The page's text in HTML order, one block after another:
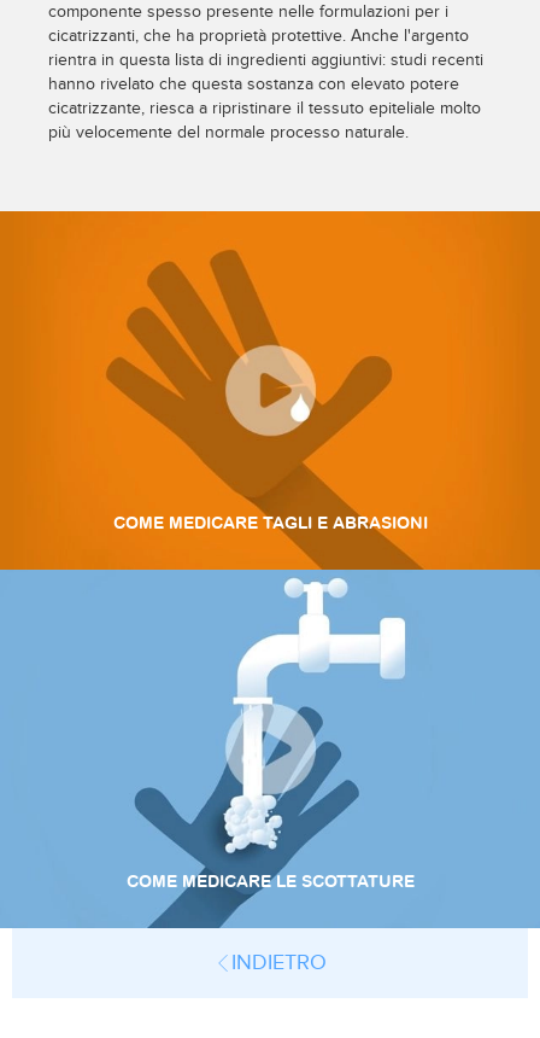
componente spesso presente nelle formulazioni per i
cicatrizzanti, che ha proprietà protettive. Anche l'argento
rientra in questa lista di ingredienti aggiuntivi: studi recenti
hanno rivelato che questa sostanza con elevato potere
cicatrizzante, riesca a ripristinare il tessuto epiteliale molto
più velocemente del normale processo naturale.
COME MEDICARE TAGLI E ABRASIONI
COME MEDICARE LE SCOTTATURE
INDIETRO